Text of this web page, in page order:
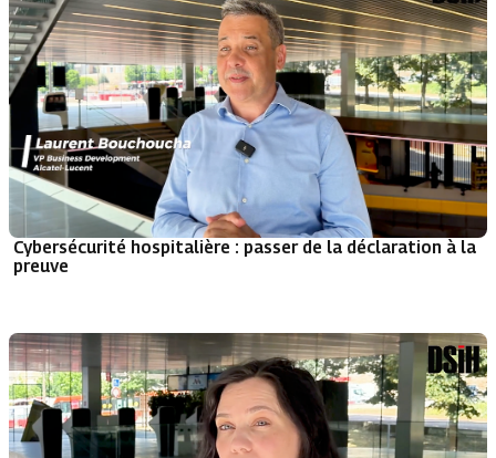
Cybersécurité hospitalière : passer de la déclaration à la
preuve